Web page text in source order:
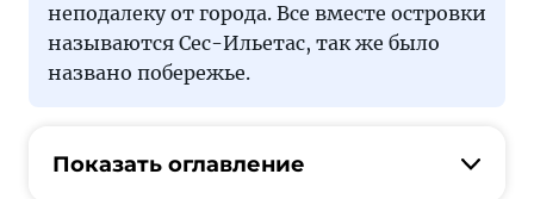
неподалеку от города. Все вместе островки
называются Сес-Ильетас, так же было
названо побережье.
Показать оглавление